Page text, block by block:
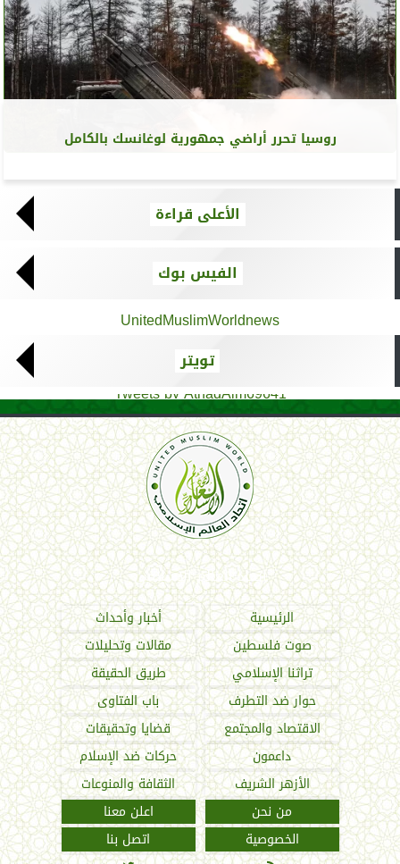
روسيا تحرر أراضي جمهورية لوغانسك بالكامل
الأعلى قراءة
الفيس بوك
UnitedMuslimWorldnews
تويتر
Tweets by AthadAlm69641
اتحاد العالم الإسلامي
الرئيسية
أخبار وأحداث
صوت فلسطين
مقالات وتحليلات
تراثنا الإسلامي
طريق الحقيقة
حوار ضد التطرف
باب الفتاوى
الاقتصاد والمجتمع
قضايا وتحقيقات
داعمون
حركات ضد الإسلام
الأزهر الشريف
الثقافة والمنوعات
من نحن
اعلن معنا
الخصوصية
اتصل بنا